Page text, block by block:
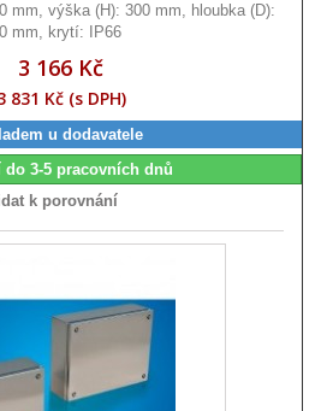
mm, výška (H): 300 mm, hloubka (D):
mm, krytí: IP66
3 166 Kč
831 Kč (s DPH)
u dodavatele
do 3-5 pracovních dnů
k porovnání